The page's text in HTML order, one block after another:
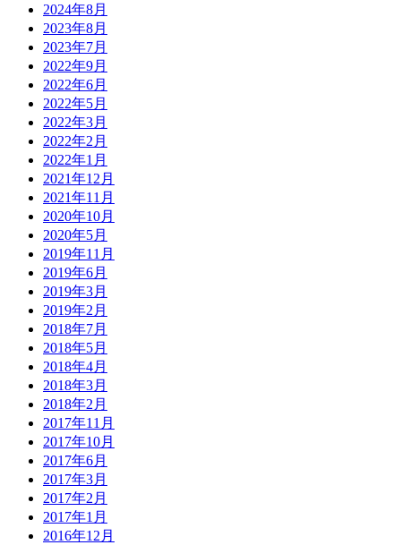
2024年8月
2023年8月
2023年7月
2022年9月
2022年6月
2022年5月
2022年3月
2022年2月
2022年1月
2021年12月
2021年11月
2020年10月
2020年5月
2019年11月
2019年6月
2019年3月
2019年2月
2018年7月
2018年5月
2018年4月
2018年3月
2018年2月
2017年11月
2017年10月
2017年6月
2017年3月
2017年2月
2017年1月
2016年12月